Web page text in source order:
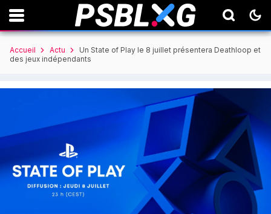
Accueil Actu
Un State of Play le 8 juillet présentera Deathloop et
des jeux indépendants